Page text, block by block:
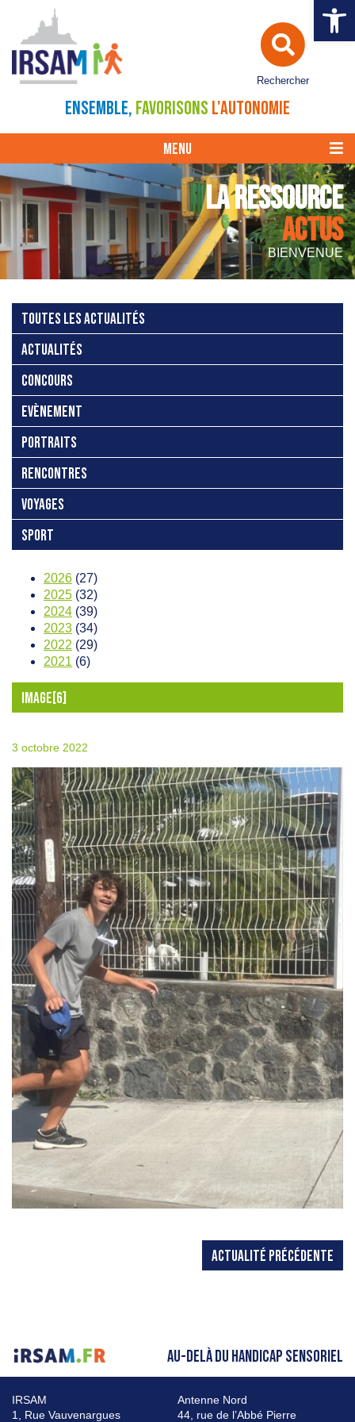
Ouvrir
Rechercher
ENSEMBLE, FAVORISONS L'AUTONOMIE
MENU
LA RESSOURCE
ACTUS
BIENVENUE
TOUTES LES ACTUALITÉS
ACTUALITÉS
CONCOURS
EVÈNEMENT
PORTRAITS
RENCONTRES
VOYAGES
SPORT
2026 (27)
2025 (32)
2024 (39)
2023 (34)
2022 (29)
2021 (6)
IMAGE[6]
3 octobre 2022
ACTUALITÉ PRÉCÉDENTE
AU-DELÀ DU HANDICAP SENSORIEL
IRSAM
1, Rue Vauvenargues
Antenne Nord
44, rue de l’Abbé Pierre